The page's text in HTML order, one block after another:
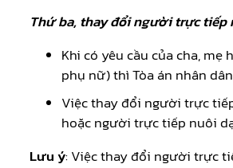
Thứ ba, thay đổi người trực tiếp
Khi có yêu cầu của cha,
phụ nữ) thì Tòa án nhân
Việc thay đổi người trực
hoặc người trực tiếp nuôi
Lưu ý: Việc thay đổi người trực